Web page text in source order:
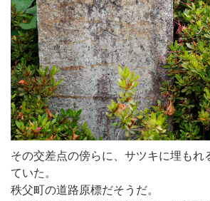
その交差点の傍らに、サツキに埋もれ
ていた。
秩父町の道路原標だそうだ。